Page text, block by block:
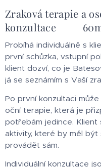
Zraková terapie a
konzultace
Probíhá individuálně s
první schůzka, vstupní
klient dozví, co je
já se seznámím s Vaší
Po první konzultaci
oční terapie, která je
potřebám jedince. Klient
aktivity, které by měl být
provádět sám.
Individuální konzultace